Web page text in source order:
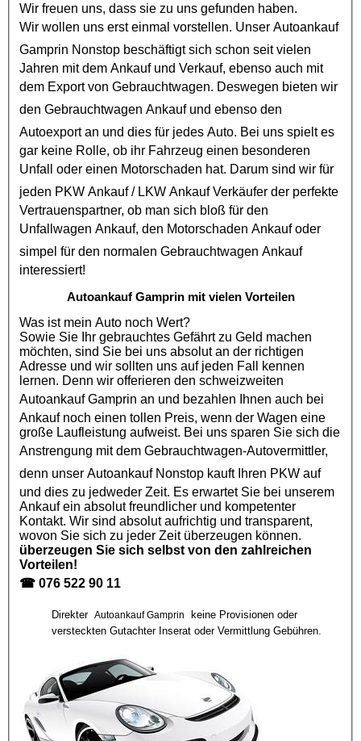
Wir freuen uns, dass sie zu uns gefunden haben.
Wir wollen uns erst einmal vorstellen. Unser Autoankauf
Gamprin Nonstop beschäftigt sich schon seit vielen
Jahren mit dem Ankauf und Verkauf, ebenso auch mit
dem Export von Gebrauchtwagen. Deswegen bieten wir
den Gebrauchtwagen Ankaufund ebenso den
Autoexportan und dies für jedes Auto. Bei uns spielt es
gar keine Rolle, ob ihr Fahrzeug einen besonderen
Unfall oder einen Motorschaden hat. Darum sind wir für
jeden PKW Ankauf/ LKW AnkaufVerkäufer der perfekte
Vertrauenspartner, ob man sich bloß für den
Unfallwagen Ankauf, den Motorschaden Ankaufoder
simpel für den normalen Gebrauchtwagen Ankauf
interessiert!
Autoankauf Gamprin mit vielen Vorteilen
Was ist mein Auto noch Wert?
Sowie Sie Ihr gebrauchtes Gefährt zu Geld machen
möchten, sind Sie bei uns absolut an der richtigen
Adresse und wir sollten uns auf jeden Fall kennen
lernen. Denn wir offerieren den schweizweiten
Autoankauf Gamprin an und bezahlen Ihnen auch bei
Ankauf noch einen tollen Preis, wenn der Wagen eine
große Laufleistung aufweist. Bei uns sparen Sie sich die
Anstrengung mit dem Gebrauchtwagen-Autovermittler,
denn unser AutoankaufNonstop kauft Ihren PKW auf
und dies zu jedweder Zeit. Es erwartet Sie bei unserem
Ankauf ein absolut freundlicher und kompetenter
Kontakt. Wir sind absolut aufrichtig und transparent,
wovon Sie sich zu jeder Zeit überzeugen können.
überzeugen Sie sich selbst von den zahlreichen
Vorteilen!
☎ 076 522 90 11
Direkter Autoankauf Gamprin
keine Provisionen oder
versteckten Gutachter Inserat oder Vermittlung Gebühren.